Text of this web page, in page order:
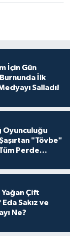
İçin Gün
Burnunda İlk
Salladı!
Oyunculuğu
"Tövbe"
Perde
Yağan Çift
Eda Sakız ve
Ne?